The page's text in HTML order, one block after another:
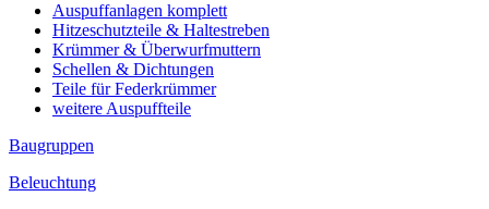
Auspuffanlagen komplett
Hitzeschutzteile & Haltestreben
Krümmer & Überwurfmuttern
Schellen & Dichtungen
Teile für Federkrümmer
weitere Auspuffteile
Baugruppen
Beleuchtung